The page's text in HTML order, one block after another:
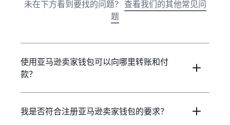
未在下方看到要找的问题？ 查看我们的其他常见问
题
使用亚马逊卖家钱包可以向哪里转账和付
款？
我是否符合注册亚马逊卖家钱包的要求？